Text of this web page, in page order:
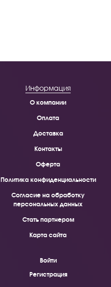
Информация
О компании
Оплата
Доставка
Контакты
Оферта
Политика конфиденциальности
Согласие на обработку
персональных данных
Стать партнером
Карта сайта
Войти
Регистрация